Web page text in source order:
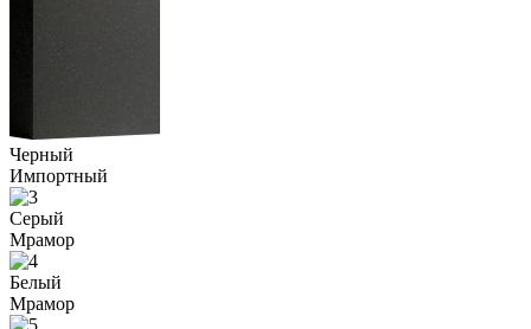
Черный
Импортный
Серый
Мрамор
Белый
Мрамор